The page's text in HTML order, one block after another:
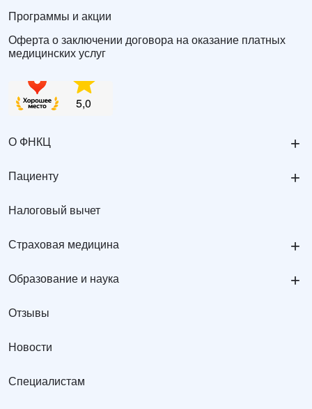
Программы и акции
Оферта о заключении договора на оказание платных
медицинских услуг
О ФНКЦ +
Пациенту +
Налоговый вычет
Страховая медицина +
Образование и наука +
Отзывы
Новости
Специалистам